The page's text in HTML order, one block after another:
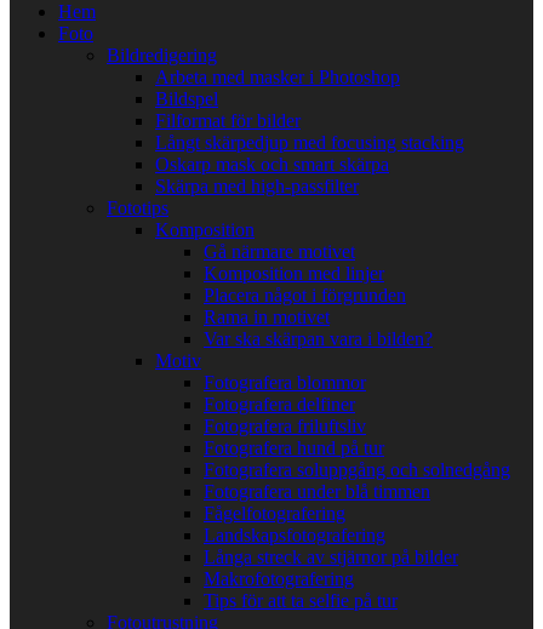
Hem
Foto
Bildredigering
Arbeta med masker i Photoshop
Bildspel
Filformat för bilder
Långt skärpedjup med focusing stacking
Oskarp mask och smart skärpa
Skärpa med high-passfilter
Fototips
Komposition
Gå närmare motivet
Komposition med linjer
Placera något i förgrunden
Rama in motivet
Var ska skärpan vara i bilden?
Motiv
Fotografera blommor
Fotografera delfiner
Fotografera friluftsliv
Fotografera hund på tur
Fotografera soluppgång och solnedgång
Fotografera under blå timmen
Fågelfotografering
Landskapsfotografering
Långa streck av stjärnor på bilder
Makrofotografering
Tips för att ta selfie på tur
Fotoutrustning